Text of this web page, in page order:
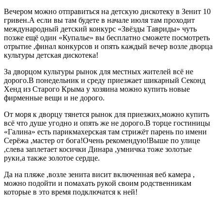
Вечером можно отправиться на детскую дискотеку в Зенит 10
гривен.А если вы там будете в начале июля там проходит
международный детский конкурс «Звёзды Тавриды» чуть
позже ещё один «Купалье» вы бесплатно сможете посмотреть
отрытие ,финал конкурсов и опять каждый вечер возле дворца
культуры детская дискотека!
За дворцом культуры рынок для местных жителей всё не
дорого.В понедельник и среду приезжает шикарный Секонд
Хенд из Старого Крыма у хозяина можно купить новые
фирменные вещи и не дорого.
От моря к дворцу тянется рынок для приезжих,можно купить
всё что душе угодно и опять же не дорого.В торце гостиницы
«Галина» есть парикмахерская там стрижёт парень по имени
Серёжа ,мастер от бога!Очень рекомендую!Выше по улице
,слева заплетает косички Динара ,умничка тоже золотые
руки,а также золотое сердце.
Да на пляже ,возле зенита висит включенная веб камера ,
можно подойти и помахать рукой своим родственникам
которые в это время подключатся к ней!